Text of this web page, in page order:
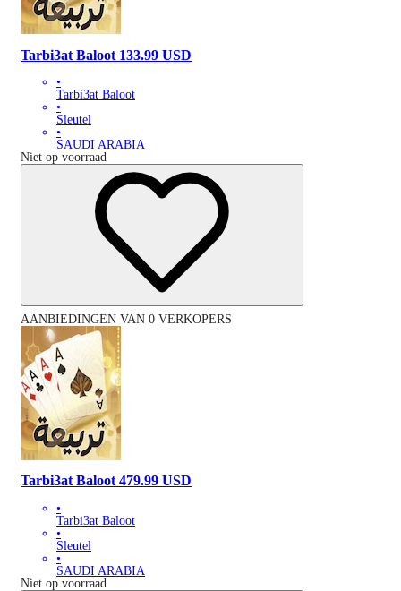
Tarbi3at Baloot 133.99 USD
•
Tarbi3at Baloot
•
Sleutel
•
SAUDI ARABIA
Niet op voorraad
AANBIEDINGEN VAN 0 VERKOPERS
Tarbi3at Baloot 479.99 USD
•
Tarbi3at Baloot
•
Sleutel
•
SAUDI ARABIA
Niet op voorraad